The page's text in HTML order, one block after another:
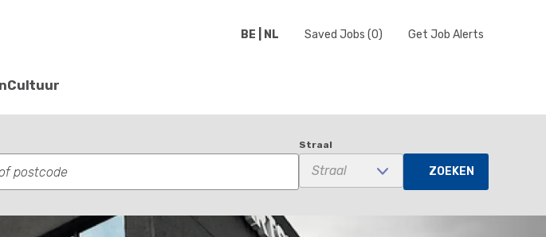
BE | NL Saved Jobs (0) Get Job Alerts
Cultuur
Straal
ZOEKEN